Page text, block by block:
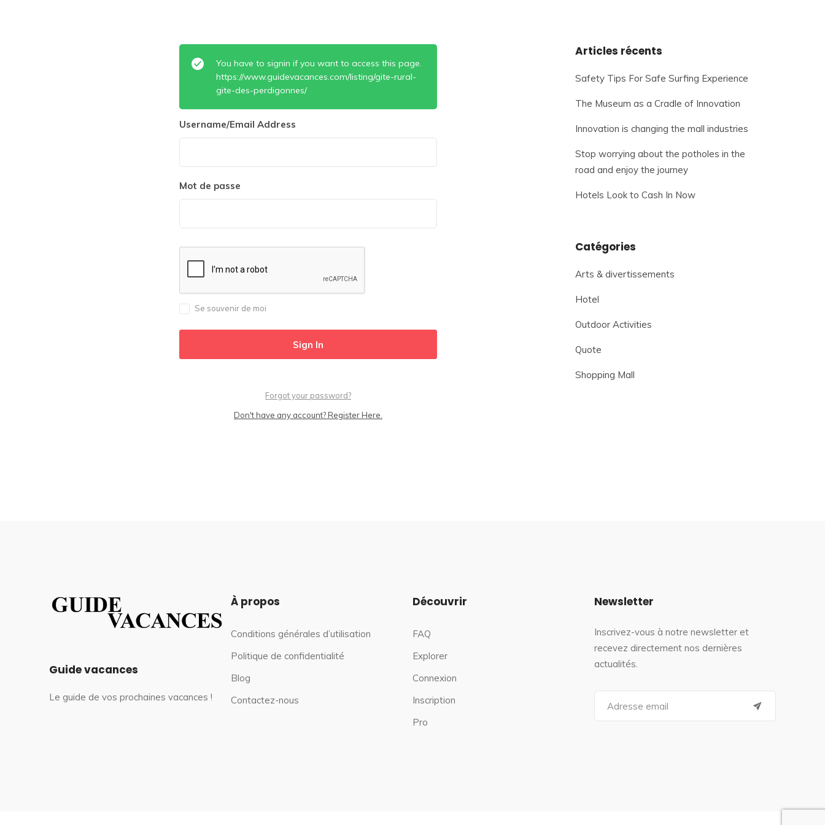
You have to signin if you want to access this page.
https://www.guidevacances.com/listing/gite-rural-
gite-des-perdigonnes/
Username/Email Address
Mot de passe
Se souvenir de moi
Forgot your password?
Don't have any account? Register Here.
Articles récents
Safety Tips For Safe Surfing Experience
The Museum as a Cradle of Innovation
Innovation is changing the mall industries
Stop worrying about the potholes in the
road and enjoy the journey
Hotels Look to Cash In Now
Catégories
Arts & divertissements
Hotel
Outdoor Activities
Quote
Shopping Mall
Guide vacances
Le guide de vos prochaines vacances !
À propos
Conditions générales d’utilisation
Politique de confidentialité
Blog
Contactez-nous
Découvrir
FAQ
Explorer
Connexion
Inscription
Pro
Newsletter
Inscrivez-vous à notre newsletter et
recevez directement nos dernières
actualités.
a